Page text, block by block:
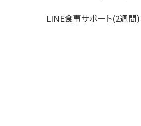
LINE食事サポート(2週間)